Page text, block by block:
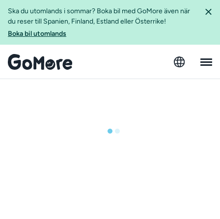
Ska du utomlands i sommar? Boka bil med GoMore även när
du reser till Spanien, Finland, Estland eller Österrike!
Boka bil utomlands